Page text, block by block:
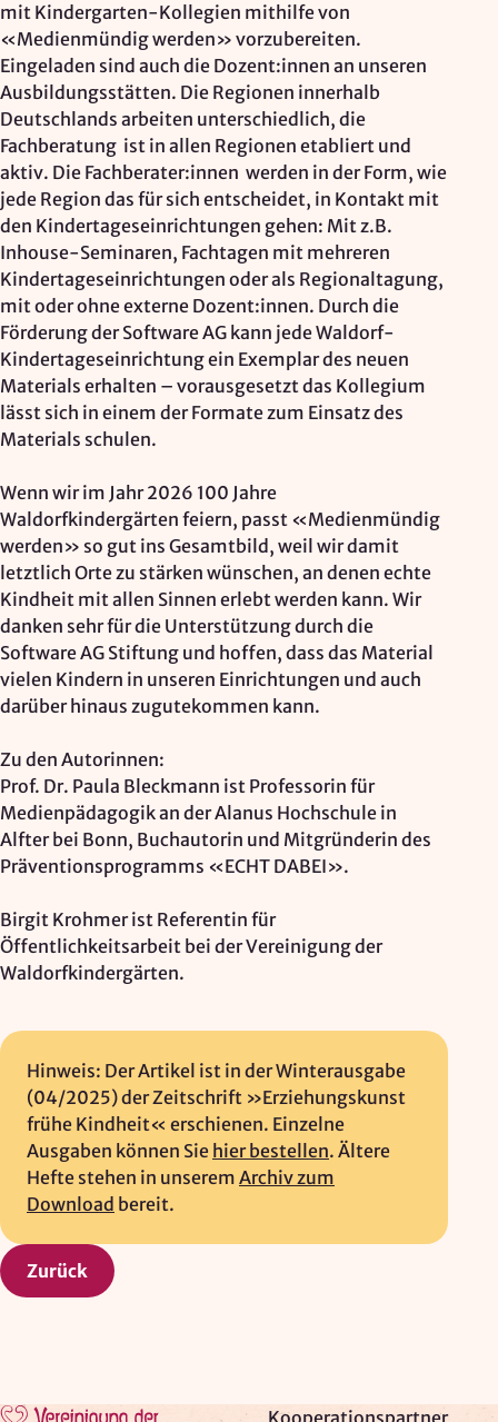
mit Kindergarten-Kollegien mithilfe von
«Medienmündig werden» vorzubereiten.
Eingeladen sind auch die Dozent:innen an unseren
Ausbildungsstätten. Die Regionen innerhalb
Deutschlands arbeiten unterschiedlich, die
Fachberatung ist in allen Regionen etabliert und
aktiv. Die Fachberater:innen werden in der Form, wie
jede Region das für sich entscheidet, in Kontakt mit
den Kindertageseinrichtungen gehen: Mit z.B.
Inhouse-Seminaren, Fachtagen mit mehreren
Kindertageseinrichtungen oder als Regionaltagung,
mit oder ohne externe Dozent:innen. Durch die
Förderung der Software AG kann jede Waldorf-
Kindertageseinrichtung ein Exemplar des neuen
Materials erhalten – vorausgesetzt das Kollegium
lässt sich in einem der Formate zum Einsatz des
Materials schulen.
Wenn wir im Jahr 2026 100 Jahre
Waldorfkindergärten feiern, passt «Medienmündig
werden» so gut ins Gesamtbild, weil wir damit
letztlich Orte zu stärken wünschen, an denen echte
Kindheit mit allen Sinnen erlebt werden kann. Wir
danken sehr für die Unterstützung durch die
Software AG Stiftung und hoffen, dass das Material
vielen Kindern in unseren Einrichtungen und auch
darüber hinaus zugutekommen kann.
Zu den Autorinnen:
Prof. Dr. Paula Bleckmann ist Professorin für
Medienpädagogik an der Alanus Hochschule in
Alfter bei Bonn, Buchautorin und Mitgründerin des
Präventionsprogramms «ECHT DABEI».
Birgit Krohmer ist Referentin für
Öffentlichkeitsarbeit bei der Vereinigung der
Waldorfkindergärten.
Hinweis: Der Artikel ist in der Winterausgabe
(04/2025) der Zeitschrift »Erziehungskunst
frühe Kindheit« erschienen. Einzelne
Ausgaben können Sie hier bestellen. Ältere
Hefte stehen in unserem Archiv zum
Download bereit.
Zurück